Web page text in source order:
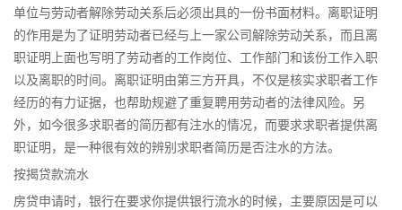
单位与劳动者解除劳动关系后必须出具的一份书面材料。离职证明
的作用是为了证明劳动者已经与上一家公司解除劳动关系，而且离
职证明上面也写明了劳动者的工作岗位、工作部门和该份工作入职
以及离职的时间。离职证明由第三方开具，不仅是核实求职者工作
经历的有力证据，也帮助规避了重复聘用劳动者的法律风险。另
外，如今很多求职者的简历都有注水的情况，而要求求职者提供离
职证明，是一种很有效的辨别求职者简历是否注水的方法。
按揭贷款流水
房贷申请时，银行在要求你提供银行流水的时候，主要原因是可以